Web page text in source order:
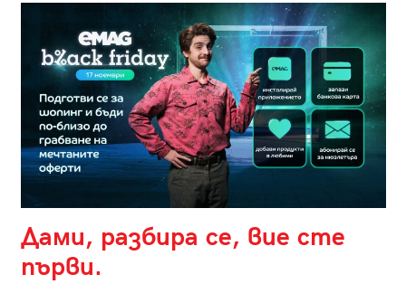
Дами, разбира се, вие сте
първи.